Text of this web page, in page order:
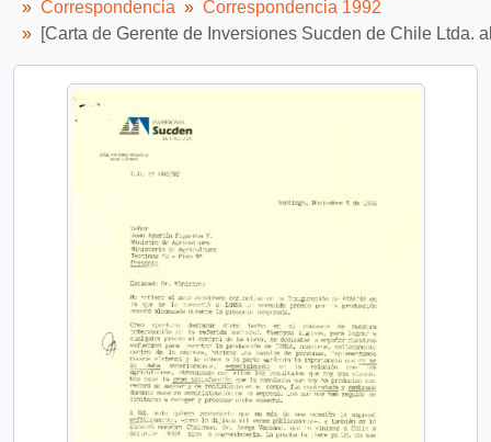
Correspondencia
Correspondencia 1992
[Carta de Gerente de Inversiones Sucden de Chile Ltda.